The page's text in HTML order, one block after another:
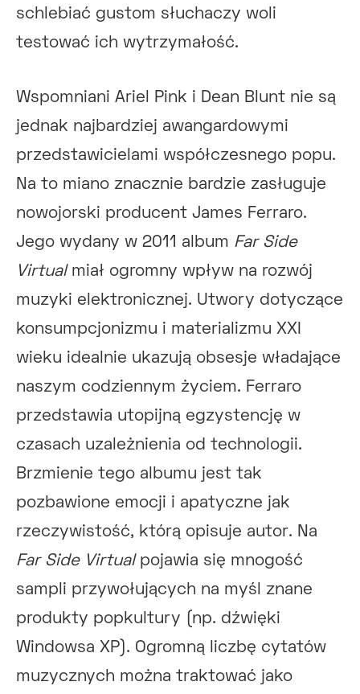
schlebiać gustom słuchaczy woli
testować ich wytrzymałość.
Wspomniani Ariel Pink i Dean Blunt nie są
jednak najbardziej awangardowymi
przedstawicielami współczesnego popu.
Na to miano znacznie bardzie zasługuje
nowojorski producent James Ferraro.
Jego wydany w 2011 album Far Side
Virtualmiał ogromny wpływ na rozwój
muzyki elektronicznej. Utwory dotyczące
konsumpcjonizmu i materializmu XXI
wieku idealnie ukazują obsesje władające
naszym codziennym życiem. Ferraro
przedstawia utopijną egzystencję w
czasach uzależnienia od technologii.
Brzmienie tego albumu jest tak
pozbawione emocji i apatyczne jak
rzeczywistość, którą opisuje autor. Na
Far Side Virtualpojawia się mnogość
sampli przywołujących na myśl znane
produkty popkultury (np. dźwięki
Windowsa XP). Ogromną liczbę cytatów
muzycznych można traktować jako